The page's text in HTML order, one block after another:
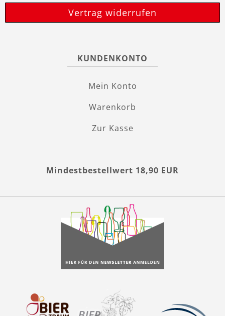
Vertrag widerrufen
KUNDENKONTO
Mein Konto
Warenkorb
Zur Kasse
Mindestbestellwert 18,90 EUR